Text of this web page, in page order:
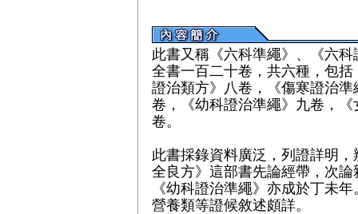
此書又稱《六科準繩》、《六
全書一百二十卷，共六種，包
證治類方》八卷，《傷寒證治
卷，《幼科證治準繩》九卷，
卷。
此書採錄資料廣泛，列證詳明
全良方》這部書先論經帶，次
《幼科證治準繩》亦成於丁未
營養類等證候敘述頗詳。